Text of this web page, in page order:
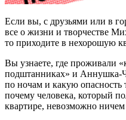
Если вы, с друзьями или в
все о жизни и творчестве
то приходите в нехорошую
Вы узнаете, где проживали
подштанниках» и
по ночам и какую опасность
почему человека, который
квартире, невозможно